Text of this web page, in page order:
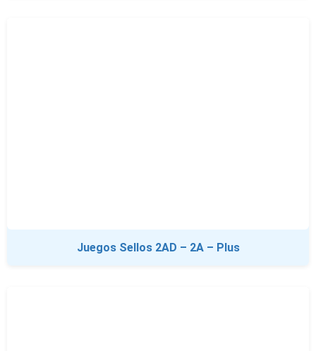
Juegos Sellos 2AD – 2A – Plus